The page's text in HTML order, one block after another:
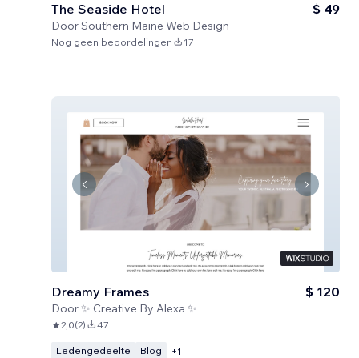
The Seaside Hotel
DoorSouthern Maine Web Design
$ 49
Nog geen beoordelingen 17
Dreamy Frames
Door✨ Creative By Alexa ✨
$ 120
2,0(2) 47
Ledengedeelte Blog +1